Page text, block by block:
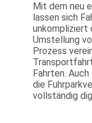
Mit dem neu
lassen sich
unkompliziert
Umstellung
Prozess
Fahrten.
die
vollständig